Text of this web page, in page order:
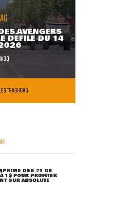
AVENGERS
DÉFILÉ DU 14
TRASHBAG
DES #1 DE
1$ POUR PROFITER
SUR ABSOLUTE